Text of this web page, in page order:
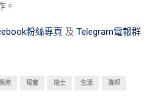
。
粉絲專頁 及 Telegram電報群
用 現實 瑞士 生活 聯邦